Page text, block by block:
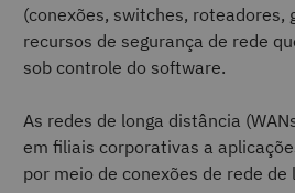
(conexões, switches, roteadores,
recursos de segurança de rede
sob controle do software.
As redes de longa distância
em filiais corporativas a
por meio de conexões de rede